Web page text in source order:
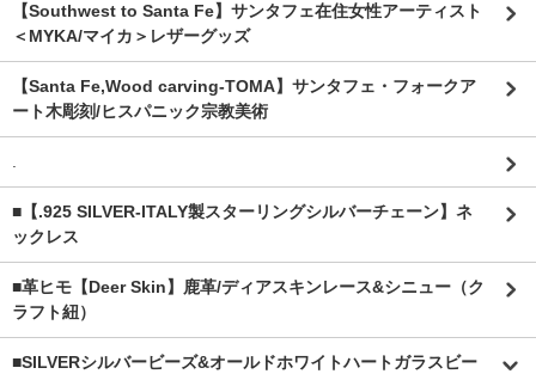
【Southwest to Santa Fe】サンタフェ在住女性アーティスト
＜MYKA/マイカ＞レザーグッズ
【Santa Fe,Wood carving-TOMA】サンタフェ・フォークア
ート木彫刻/ヒスパニック宗教美術
.
■【.925 SILVER-ITALY製スターリングシルバーチェーン】ネ
ックレス
■革ヒモ【Deer Skin】鹿革/ディアスキンレース&シニュー（ク
ラフト紐）
■SILVERシルバービーズ&オールドホワイトハートガラスビー